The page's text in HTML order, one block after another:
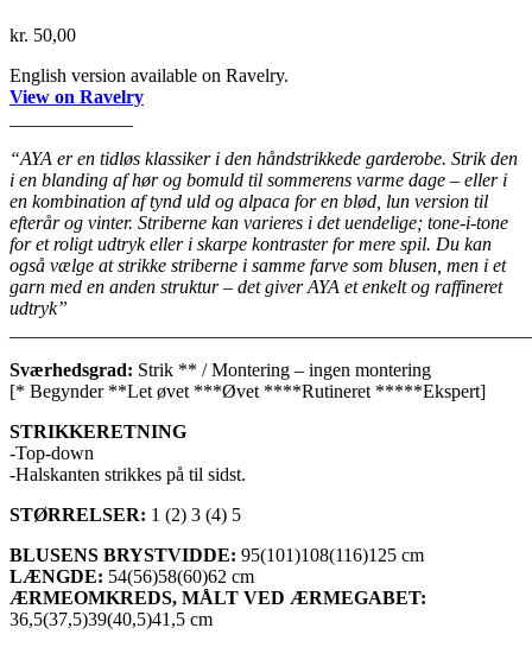
kr. 50,00
English version available on Ravelry.
View on Ravelry
“AYA er en tidløs klassiker i den håndstrikkede garderobe. Strik den
i en blanding af hør og bomuld til sommerens varme dage – eller i
en kombination af tynd uld og alpaca for en blød, lun version til
efterår og vinter. Striberne kan varieres i det uendelige; tone-i-tone
for et roligt udtryk eller i skarpe kontraster for mere spil. Du kan
også vælge at strikke striberne i samme farve som blusen, men i et
garn med en anden struktur – det giver AYA et enkelt og raffineret
udtryk”
Sværhedsgrad: Strik ** / Montering – ingen montering
[* Begynder **Let øvet ***Øvet ****Rutineret *****Ekspert]
STRIKKERETNING
-Top-down
-Halskanten strikkes på til sidst.
STØRRELSER: 1 (2) 3 (4) 5
BLUSENS BRYSTVIDDE: 95(101)108(116)125 cm
LÆNGDE: 54(56)58(60)62 cm
ÆRMEOMKREDS, MÅLT VED ÆRMEGABET:
36,5(37,5)39(40,5)41,5 cm